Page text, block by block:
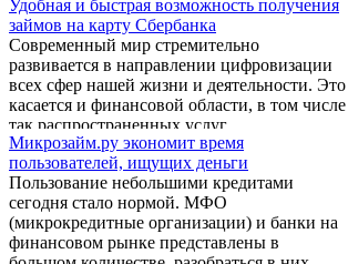
возможность получить микрозайм в
кратчайшие сроки становится настоящим
спасением. О существовании
микрофинансовых организаций и их
предложениях можно узнать из различных
источников информации. В настоящее
время развитие технологий позволяет нам
обращаться к специализированным веб-
сайтам, на которых собрана полезная
информация об ...
Удобная и быстрая возможность получения
займов на карту Сбербанка
Современный мир стремительно
развивается в направлении цифровизации
всех сфер нашей жизни и деятельности. Это
касается и финансовой области, в том числе
так распространенных услуг
микрокредитования. Онлайн-сервисы,
предоставляющие возможность получения
займов на небольшой срок, становятся все
более популярными, что неудивительно,
ведь они предлагают ряд удобств, которые
делают получение денег проще и быстрее.
Микрозайм.ру экономит время
пользователей, ищущих деньги
Пользование небольшими кредитами
сегодня стало нормой. МФО
(микрокредитные организации) и банки на
финансовом рынке представлены в